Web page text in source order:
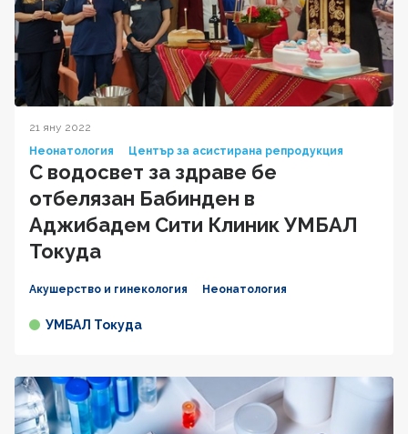
21 яну 2022
Неонатология
Център за асистирана репродукция
С водосвет за здраве бе
отбелязан Бабинден в
Аджибадем Сити Клиник УМБАЛ
Токуда
Акушерство и гинекология Неонатология
УМБАЛ Токуда